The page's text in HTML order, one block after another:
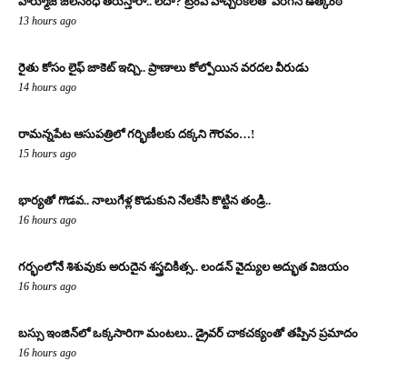
13 hours ago
రైతు కోసం లైఫ్ జాకెట్ ఇచ్చి.. ప్రాణాలు కోల్పోయిన వరదల వీరుడు
14 hours ago
రామన్నపేట ఆసుపత్రిలో గర్భిణీలకు దక్కని గౌరవం…!
15 hours ago
భార్యతో గొడవ.. నాలుగేళ్ల కొడుకుని నేలకేసి కొట్టిన తండ్రి..
16 hours ago
గర్భంలోనే శిశువుకు అరుదైన శస్త్రచికిత్స.. లండన్ వైద్యుల అద్భుత విజయం
16 hours ago
బస్సు ఇంజిన్‌లో ఒక్కసారిగా మంటలు.. డ్రైవర్ చాకచక్యంతో తప్పిన ప్రమాదం
16 hours ago